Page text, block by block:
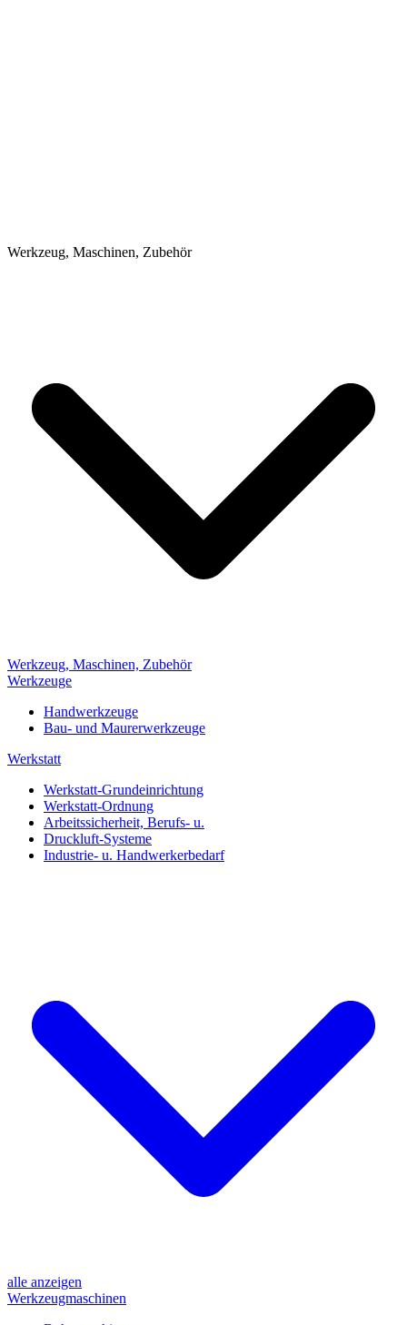
Werkzeug, Maschinen, Zubehör
Werkzeug, Maschinen, Zubehör
Werkzeuge
Handwerkzeuge
Bau- und Maurerwerkzeuge
Werkstatt
Werkstatt-Grundeinrichtung
Werkstatt-Ordnung
Arbeitssicherheit, Berufs- u.
Druckluft-Systeme
Industrie- u. Handwerkerbedarf
alle anzeigen
Werkzeugmaschinen